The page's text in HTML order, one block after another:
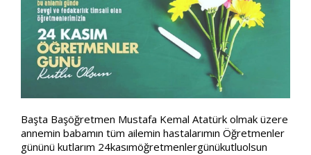
Başta Başöğretmen Mustafa Kemal Atatürk olmak üzere
annemin babamın tüm ailemin hastalarımın Öğretmenler
gününü kutlarım 24kasımöğretmenlergünükutluolsun